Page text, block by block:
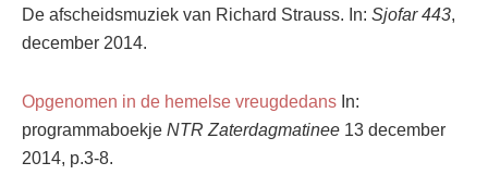
De afscheidsmuziek van Richard Strauss. In: Sjofar 443,
december 2014.
Opgenomen in de hemelse vreugdedans In:
programmaboekje NTR Zaterdagmatinee 13 december
2014, p.3-8.